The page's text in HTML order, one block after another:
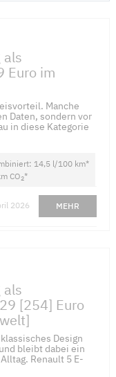
als
Euro im
Manche
Daten, sondern vor
in diese Kategorie
14,5 l/100 km*
CO2*
2026 MEHR
als
[254] Euro
Design
bleibt dabei ein
Renault 5 E-